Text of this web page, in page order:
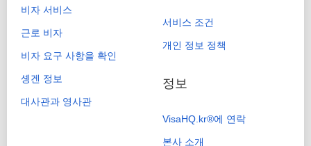
비자 서비스
근로 비자
비자 요구 사항을 확인
솅겐 정보
대사관과 영사관
서비스 조건
개인 정보 정책
정보
VisaHQ.kr®에 연락
본사 소개